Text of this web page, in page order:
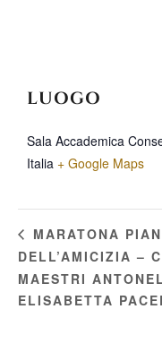
LUOGO
Sala Accademica
Italia + Google Maps
MARATONA
DELL’AMICIZIA –
MAESTRI
ELISABETTA